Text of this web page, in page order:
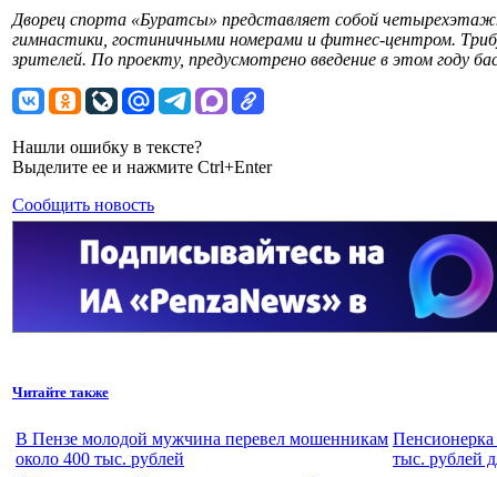
Дворец спорта «Буратсы» представляет собой
гимнастики, гостиничными номерами и фитнес-центром.
зрителей. По проекту, предусмотрено введение в этом году
Нашли ошибку в тексте?
Выделите ее и нажмите Ctrl+Enter
Сообщить новость
Читайте также
В Пензе молодой мужчина перевел мошенникам
около 400 тыс. рублей
Пенсионерка
тыс. рублей